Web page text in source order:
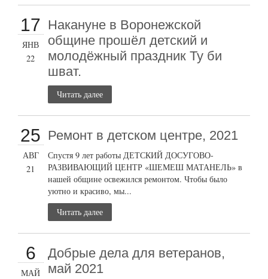
17
ЯНВ
22
Накануне в Воронежской
общине прошёл детский и
молодёжный праздник Ту би
шват.
Читать далее
25
АВГ
21
Ремонт в детском центре, 2021
Спустя 9 лет работы ДЕТСКИЙ ДОСУГОВО-
РАЗВИВАЮЩИЙ ЦЕНТР «ШЕМЕШ МАТАНЕЛЬ» в
нашей общине освежился ремонтом. Чтобы было
уютно и красиво, мы...
Читать далее
6
МАЙ
Добрые дела для ветеранов,
май 2021